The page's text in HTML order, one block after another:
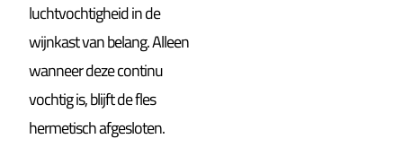
luchtvochtigheid in de
wijnkast van belang. Alleen
wanneer deze continu
vochtig is, blijft de fles
hermetisch afgesloten.